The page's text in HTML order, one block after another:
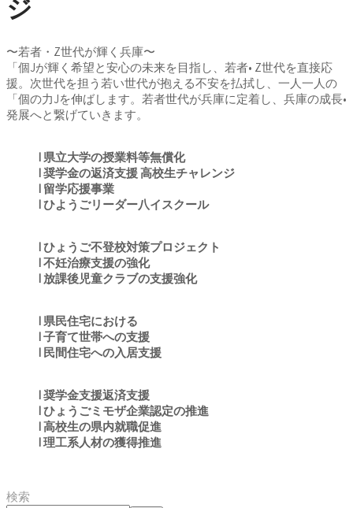
ジ
〜若者・Z世代が輝く兵庫〜
「個Jが輝く希望と安心の未来を目指し、若者• Z世代を直接応
援。次世代を担う若い世代が抱える不安を払拭し、一人一人の
「個の力Jを伸ばします。若者世代が兵庫に定着し、兵庫の成長•
発展へと繋げていきます。
I 県立大学の授業料等無償化
I 奨学金の返済支援 高校生チャレンジ
I 留学応援事業
I ひようごリーダー八イスクール
I ひょうご不登校対策プロジェクト
I 不妊治療支援の強化
I 放課後児童クラブの支援強化
I 県民住宅における
I 子育て世帯への支援
I 民間住宅への入居支援
I 奨学金支援返済支援
I ひょうごミモザ企業認定の推進
I 高校生の県内就職促進
I 理工系人材の獲得推進
検索